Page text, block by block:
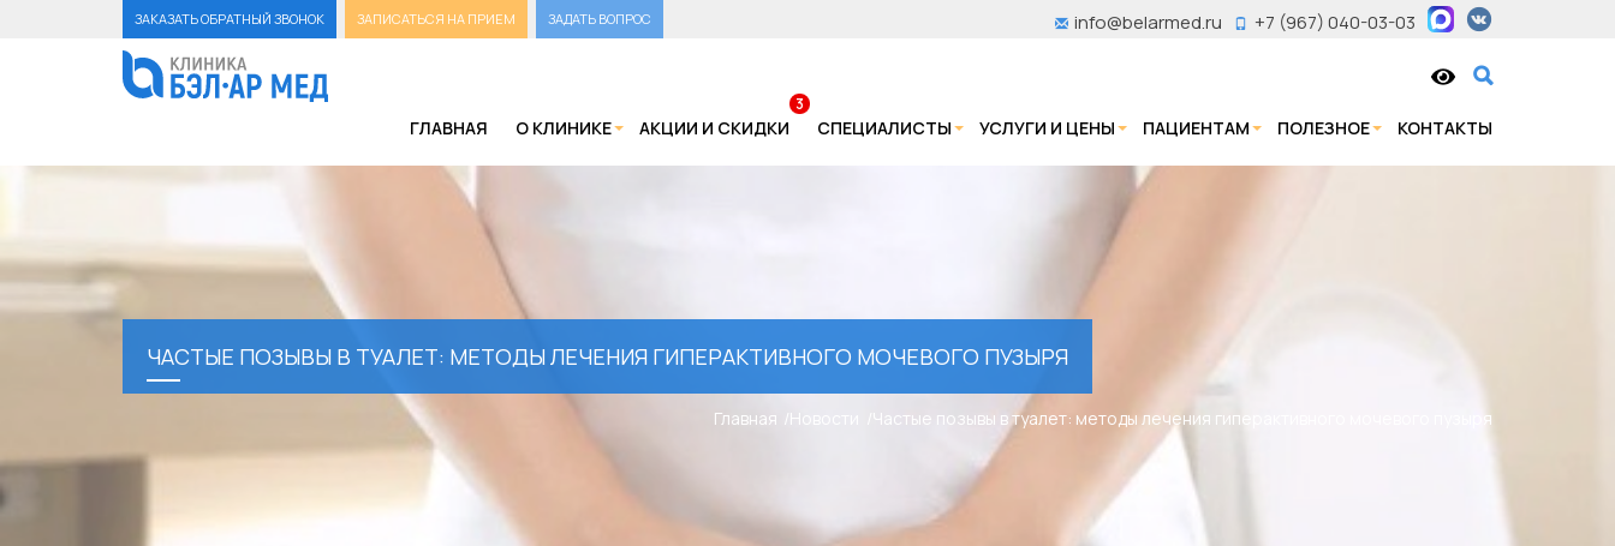
ЗАКАЗАТЬ ОБРАТНЫЙ ЗВОНОК ЗАПИСАТЬСЯ НА ПРИЕМ ЗАДАТЬ ВОПРОС +7 (967) 040-03-03
info@belarmed.ru
ГЛАВНАЯ О КЛИНИКЕ АКЦИИ И СКИДКИ
3
СПЕЦИАЛИСТЫ УСЛУГИ И ЦЕНЫ ПАЦИЕНТАМ ПОЛЕЗНОЕ КОНТАКТЫ
ЧАСТЫЕ ПОЗЫВЫ В ТУАЛЕТ: МЕТОДЫ ЛЕЧЕНИЯ ГИПЕРАКТИВНОГО МОЧЕВОГО ПУЗЫРЯ
Главная Новости Частые позывы в туалет: методы лечения гиперактивного мочевого пузыря